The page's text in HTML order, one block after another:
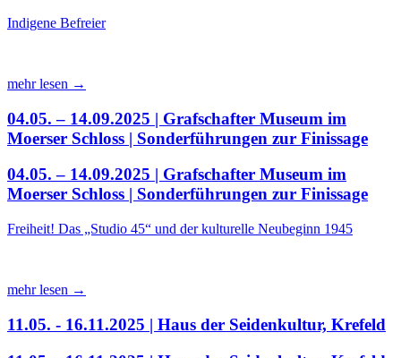
Indigene Befreier
mehr lesen →
04.05. – 14.09.2025 | Grafschafter Museum im
Moerser Schloss | Sonderführungen zur Finissage
04.05. – 14.09.2025 | Grafschafter Museum im
Moerser Schloss | Sonderführungen zur Finissage
Freiheit! Das „Studio 45“ und der kulturelle Neubeginn 1945
mehr lesen →
11.05. - 16.11.2025 | Haus der Seidenkultur, Krefeld